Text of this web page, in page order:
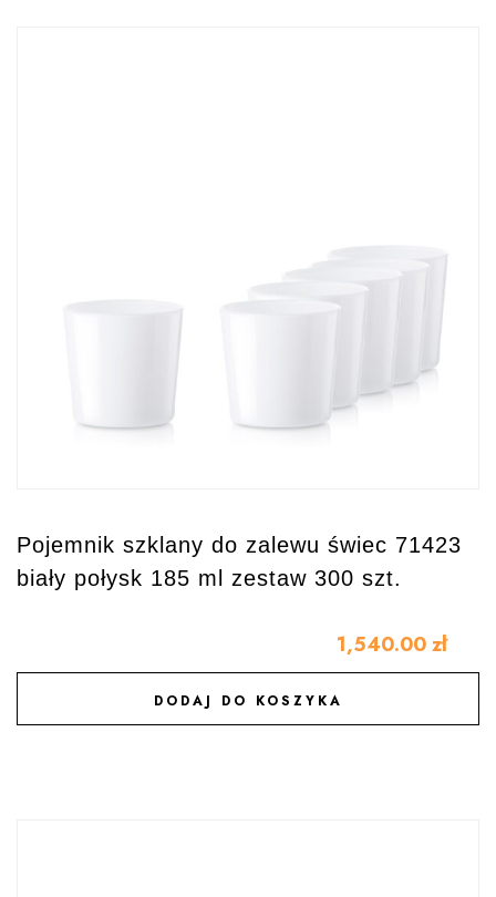
Pojemnik szklany do zalewu świec 71423
biały połysk 185 ml zestaw 300 szt.
1,540.00 zł
DODAJ DO KOSZYKA
DODAJ DO ULUBIONYCH